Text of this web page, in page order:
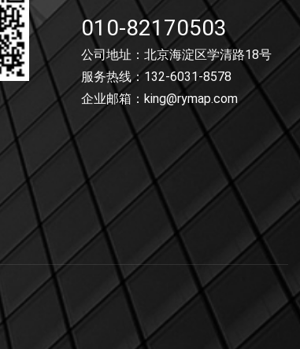
010-82170503
公司地址：北京海淀区学清路18号
服务热线：132-6031-8578
企业邮箱：king@rymap.com